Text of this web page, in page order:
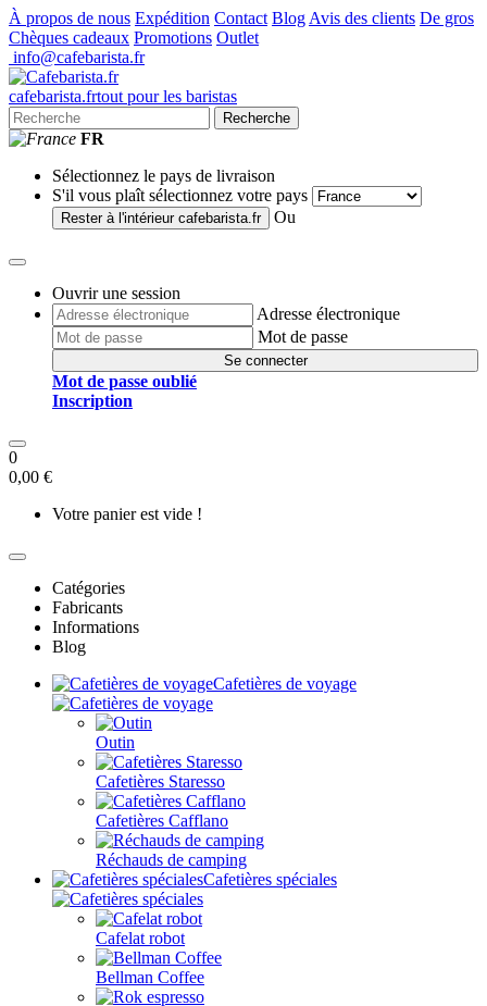
À propos de nous Expédition Contact Blog Avis des clients De gros
Chèques cadeaux Promotions Outlet
info@cafebarista.fr
cafebarista.frtout pour les baristas
Recherche
FR
Sélectionnez le pays de livraison
S'il vous plaît sélectionnez votre pays
Rester à l'intérieur cafebarista.fr Ou
Ouvrir une session
Adresse électronique
Mot de passe
Se connecter
Mot de passe oublié
Inscription
0
0,00 €
Votre panier est vide !
Catégories
Fabricants
Informations
Blog
Cafetières de voyage
Outin
Cafetières Staresso
Cafetières Cafflano
Réchauds de camping
Cafetières spéciales
Cafelat robot
Bellman Coffee